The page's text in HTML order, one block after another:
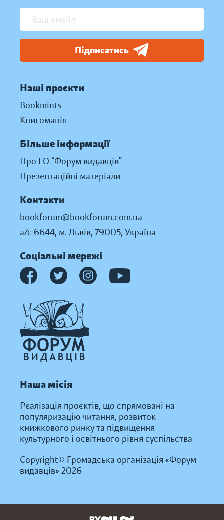
Підписатись
Наші проєкти
Bookmints
Книгоманія
Більше інформації
Про ГО “Форум видавців”
Презентаційні матеріали
Контакти
bookforum@bookforum.com.ua
а/с 6644, м. Львів, 79005, Україна
Соціальні мережі
Наша місія
Реалізація проєктів, що спрямовані на
популяризацію читання, розвиток
книжкового ринку та підвищення
культурного і освітнього рівня суспільства
Copyright© Громадська організація «Форум
видавців» 2026